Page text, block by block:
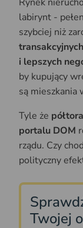
labirynt -
szybciej niż
i lepszych
by kupujący
są mieszkania
Tyle że
portalu DOM
rządu. Czy
polityczny
Twojej